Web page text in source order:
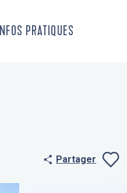
INFOS PRATIQUES
Partager